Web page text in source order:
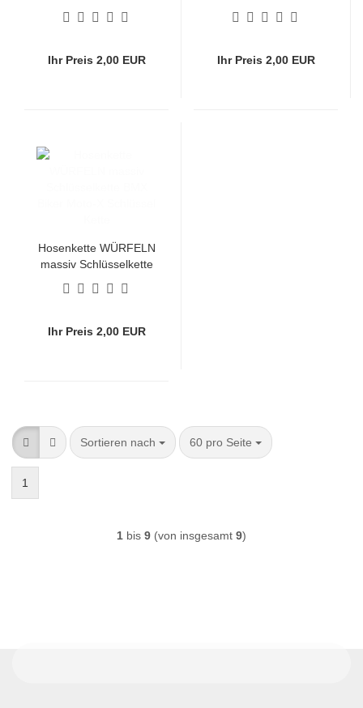
BMX Biker Moto-X
Ihr Preis 2,00 EUR
Biker Moto-X Schlüssel
Ihr Preis 2,00 EUR
Hosenkette WÜRFELN
massiv Schlüsselkette
Schlüssel Kette
Ihr Preis 2,00 EUR
Sortieren nach
Sortieren nach 60 pro Seite
pro Seite
1
1 bis 9 (von insgesamt 9)